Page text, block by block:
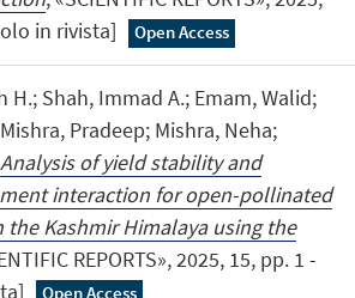
in rivista]
Open Access
H.; Shah, Immad A.; Emam, Walid;
Pradeep; Mishra, Neha;
Analysis of yield stability and
interaction for open-pollinated
Kashmir Himalaya using the
REPORTS», 2025, 15, pp. 1 -
Open Access